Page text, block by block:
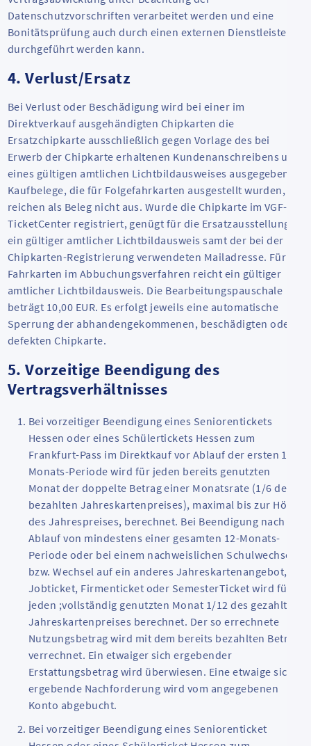
Datenschutzvorschriften verarbeitet werden und eine
Bonitätsprüfung auch durch einen externen Dienstleister
durchgeführt werden kann.
4. Verlust/Ersatz
Bei Verlust oder Beschädigung wird bei einer im
Direktverkauf ausgehändigten Chipkarten die
Ersatzchipkarte ausschließlich gegen Vorlage des bei
Erwerb der Chipkarte erhaltenen Kundenanschreibens und
eines gültigen amtlichen Lichtbildausweises ausgegeben.
Kaufbelege, die für Folgefahrkarten ausgestellt wurden,
reichen als Beleg nicht aus. Wurde die Chipkarte im VGF-
TicketCenter registriert, genügt für die Ersatzausstellung
ein gültiger amtlicher Lichtbildausweis samt der bei der
Chipkarten-Registrierung verwendeten Mailadresse. Für
Fahrkarten im Abbuchungsverfahren reicht ein gültiger
amtlicher Lichtbildausweis. Die Bearbeitungspauschale
beträgt 10,00 EUR. Es erfolgt jeweils eine automatische
Sperrung der abhandengekommenen, beschädigten oder
defekten Chipkarte.
5. Vorzeitige Beendigung des
Vertragsverhältnisses
Bei vorzeitiger Beendigung eines Seniorentickets
Hessen oder eines Schülertickets Hessen zum
Frankfurt-Pass im Direktkauf vor Ablauf der ersten 12-
Monats-Periode wird für jeden bereits genutzten
Monat der doppelte Betrag einer Monatsrate (1/6 des
bezahlten Jahreskartenpreises), maximal bis zur Höhe
des Jahrespreises, berechnet. Bei Beendigung nach
Ablauf von mindestens einer gesamten 12-Monats-
Periode oder bei einem nachweislichen Schulwechsel
bzw. Wechsel auf ein anderes Jahreskartenangebot,
Jobticket, Firmenticket oder SemesterTicket wird für
jeden ;vollständig genutzten Monat 1/12 des gezahlten
Jahreskartenpreises berechnet. Der so errechnete
Nutzungsbetrag wird mit dem bereits bezahlten Betrag
verrechnet. Ein etwaiger sich ergebender
Erstattungsbetrag wird überwiesen. Eine etwaige sich
ergebende Nachforderung wird vom angegebenen
Konto abgebucht.
Bei vorzeitiger Beendigung eines Seniorenticket